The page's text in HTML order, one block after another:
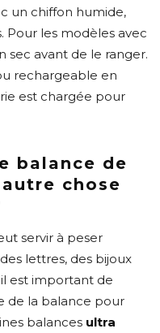
un chiffon humide,
Pour les modèles avec
sec avant de le ranger.
rechargeable en
est chargée pour
balance de
chose
servir à peser
lettres, des bijoux
est important de
de la balance pour
balances ultra